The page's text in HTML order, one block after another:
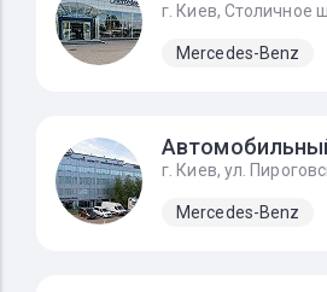
г. Киев, Столичное
Mercedes-Benz
г. Киев, ул.
Mercedes-Benz